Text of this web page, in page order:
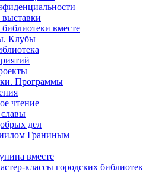
вместе
Клубы
Программы
чтение
дел
Граниным
вместе
классы городских библиотек